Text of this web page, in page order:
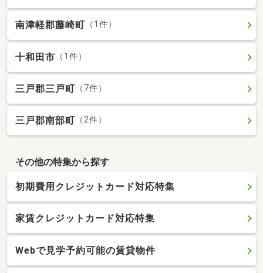
南津軽郡藤崎町 （1件）
十和田市 （1件）
三戸郡三戸町 （7件）
三戸郡南部町 （2件）
その他の特集から探す
初期費用クレジットカード対応特集
家賃クレジットカード対応特集
Webで見学予約可能の賃貸物件